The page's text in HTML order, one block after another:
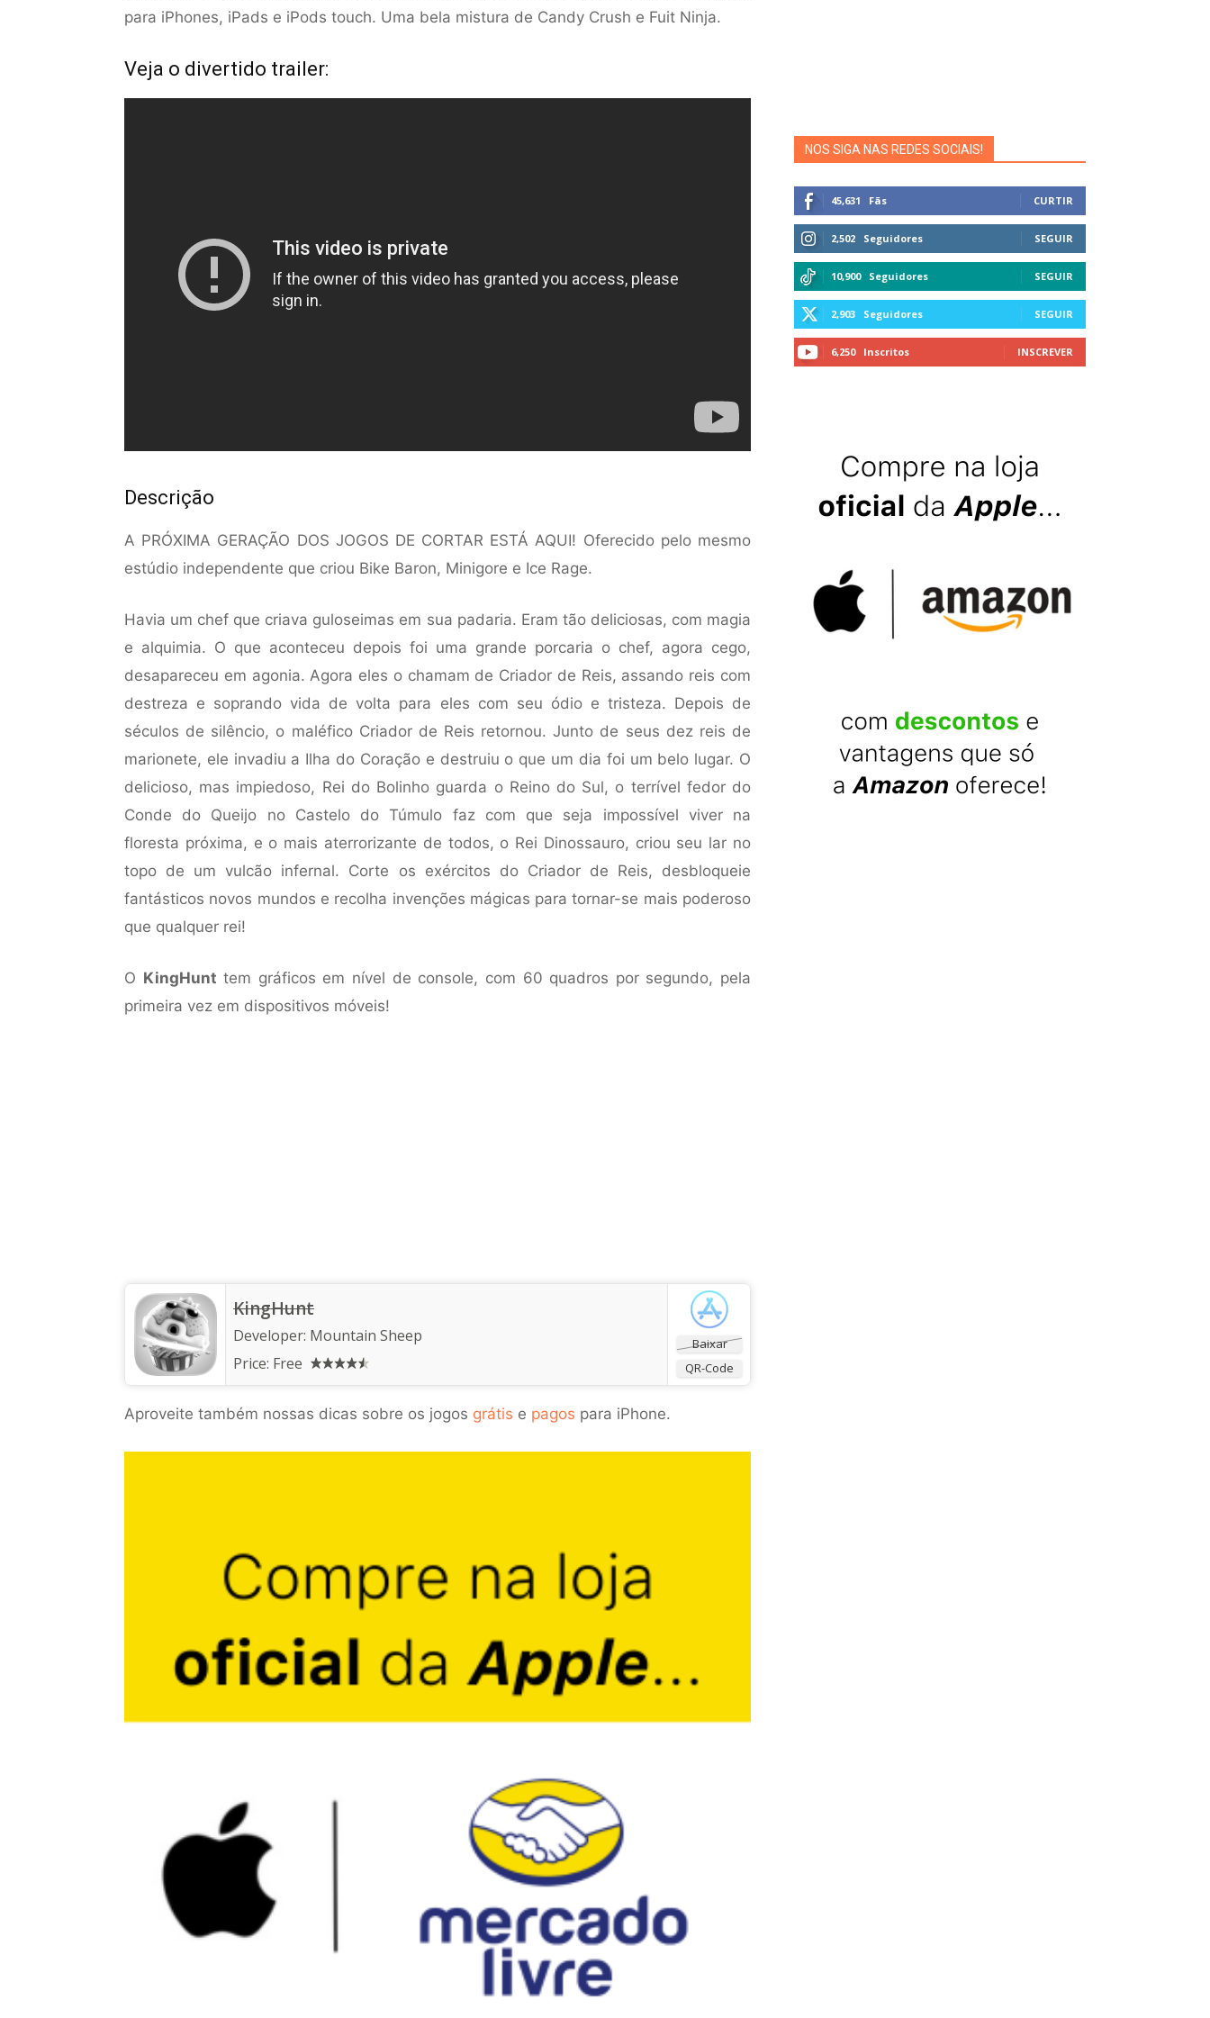
para iPhones, iPads e iPods touch. Uma bela mistura de Candy Crush e Fuit Ninja.
Veja o divertido trailer:
Descrição
A PRÓXIMA GERAÇÃO DOS JOGOS DE CORTAR ESTÁ AQUI! Oferecido pelo mesmo
estúdio independente que criou Bike Baron, Minigore e Ice Rage.
Havia um chef que criava guloseimas em sua padaria. Eram tão deliciosas, com magia
e alquimia. O que aconteceu depois foi uma grande porcaria o chef, agora cego,
desapareceu em agonia. Agora eles o chamam de Criador de Reis, assando reis com
destreza e soprando vida de volta para eles com seu ódio e tristeza. Depois de
séculos de silêncio, o maléfico Criador de Reis retornou. Junto de seus dez reis de
marionete, ele invadiu a Ilha do Coração e destruiu o que um dia foi um belo lugar. O
delicioso, mas impiedoso, Rei do Bolinho guarda o Reino do Sul, o terrível fedor do
Conde do Queijo no Castelo do Túmulo faz com que seja impossível viver na
floresta próxima, e o mais aterrorizante de todos, o Rei Dinossauro, criou seu lar no
topo de um vulcão infernal. Corte os exércitos do Criador de Reis, desbloqueie
fantásticos novos mundos e recolha invenções mágicas para tornar-se mais poderoso
que qualquer rei!
O KingHunt tem gráficos em nível de console, com 60 quadros por segundo, pela
primeira vez em dispositivos móveis!
Baixar
QR-Code
KingHunt
Developer: Mountain Sheep
Price: Free
Aproveite também nossas dicas sobre os jogos grátis e pagos para iPhone.
NOS SIGA NAS REDES SOCIAIS!
45,631 Fãs CURTIR
2,502 Seguidores SEGUIR
10,900 Seguidores SEGUIR
2,903 Seguidores SEGUIR
6,250 Inscritos INSCREVER